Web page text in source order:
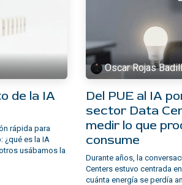
de la IA
rápida para
¿qué es la IA
usábamos la
Oscar Rojas
Del PUE al IA
sector Data
medir lo que
consume
Durante años, la
Centers estuvo centrada
cuánta energía se perdía